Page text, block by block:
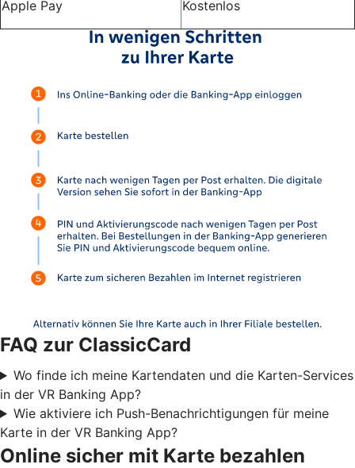
Apple Pay Kostenlos
FAQ zur ClassicCard
Wo finde ich meine Kartendaten und die Karten-Services
in der VR Banking App?
Wie aktiviere ich Push-Benachrichtigungen für meine
Karte in der VR Banking App?
Online sicher mit Karte bezahlen